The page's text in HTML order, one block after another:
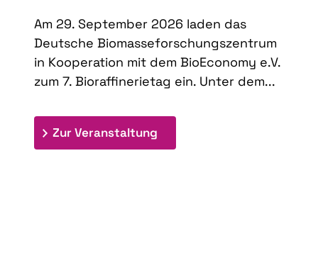
Am 29. September 2026 laden das
Deutsche Biomasseforschungszentrum
in Kooperation mit dem BioEconomy e.V.
zum 7. Bioraffinerietag ein. Unter dem...
Zur Veranstaltung